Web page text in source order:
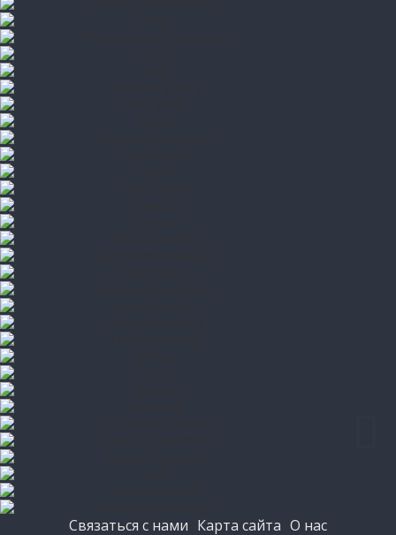
Связаться с нами Карта сайта О нас